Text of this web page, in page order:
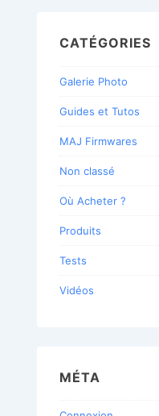
CATÉGORIES
Galerie Photo
Guides et Tutos
MAJ Firmwares
Non classé
Où Acheter ?
Produits
Tests
Vidéos
MÉTA